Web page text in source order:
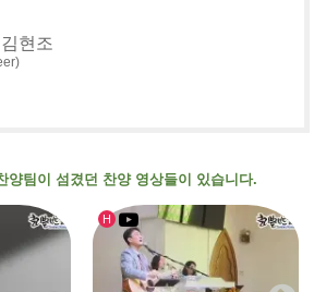
김현조
양팀이 섬겼던 찬양 영상들이 있습니다.
H
인기글
유투브영상